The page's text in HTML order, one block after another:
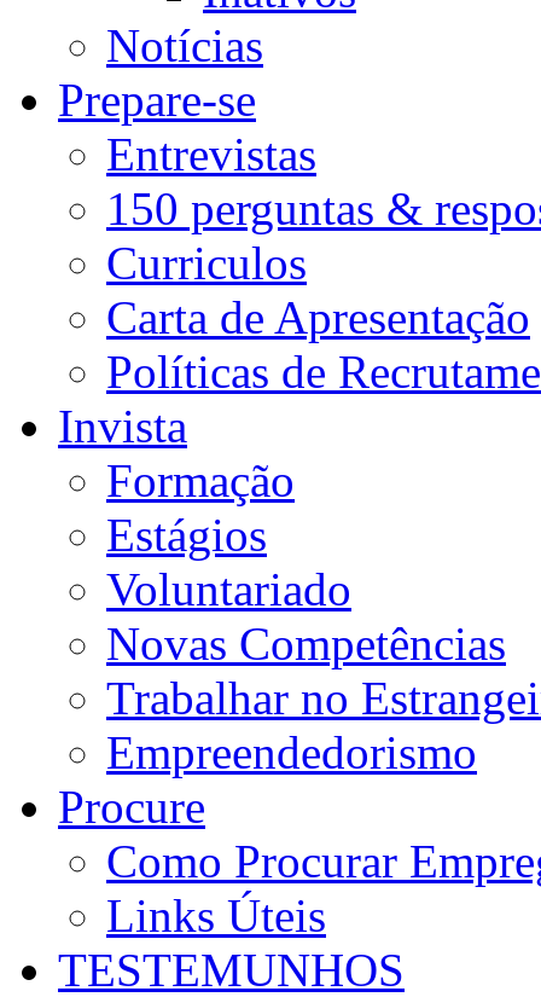
Notícias
Prepare-se
Entrevistas
150 perguntas &
Curriculos
Carta de Apresentação
Políticas de
Invista
Formação
Estágios
Voluntariado
Novas Competências
Trabalhar no
Empreendedorismo
Procure
Como Procurar
Links Úteis
TESTEMUNHOS